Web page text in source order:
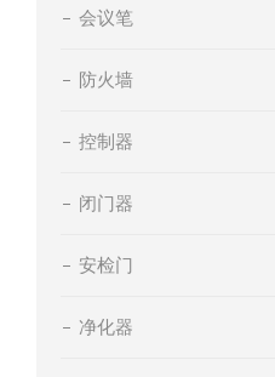
会议笔
防火墙
控制器
闭门器
安检门
净化器